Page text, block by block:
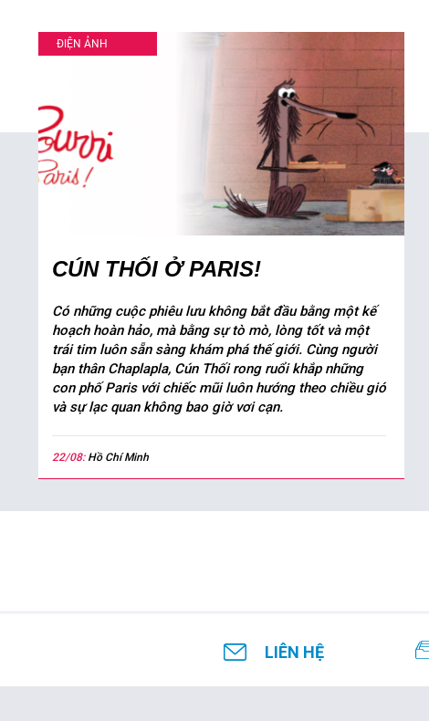
ĐIỆN ẢNH
CÚN THỐI Ở PARIS!
Có những cuộc phiêu lưu không bắt đầu bằng một kế
hoạch hoàn hảo, mà bằng sự tò mò, lòng tốt và một
trái tim luôn sẵn sàng khám phá thế giới. Cùng người
bạn thân Chaplapla, Cún Thối rong ruổi khắp những
con phố Paris với chiếc mũi luôn hướng theo chiều gió
và sự lạc quan không bao giờ vơi cạn.
22/08: Hồ Chí Minh
LIÊN HỆ